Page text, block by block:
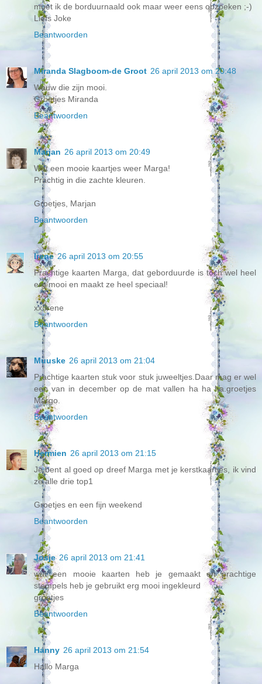
moet ik de borduurnaald ook maar weer eens opzoeken ;-)
Liefs Joke
Beantwoorden
Miranda Slagboom-de Groot 26 april 2013 om 20:48
Wauw die zijn mooi.
Groetjes Miranda
Beantwoorden
Marjan 26 april 2013 om 20:49
Wat een mooie kaartjes weer Marga!
Prachtig in die zachte kleuren.
Groetjes, Marjan
Beantwoorden
Irene 26 april 2013 om 20:55
Prachtige kaarten Marga, dat geborduurde is toch wel heel
erg mooi en maakt ze heel speciaal!
xx Irene
Beantwoorden
Muuske 26 april 2013 om 21:04
Prachtige kaarten stuk voor stuk juweeltjes.Daar mag er wel
een van in december op de mat vallen ha ha ha.groetjes
Margo.
Beantwoorden
Hermien 26 april 2013 om 21:15
Je bent al goed op dreef Marga met je kerstkaartjes, ik vind
ze alle drie top1
Groetjes en een fijn weekend
Beantwoorden
Josje 26 april 2013 om 21:41
wat een mooie kaarten heb je gemaakt en prachtige
stempels heb je gebruikt erg mooi ingekleurd
groetjes
Beantwoorden
Hanny 26 april 2013 om 21:54
Hallo Marga